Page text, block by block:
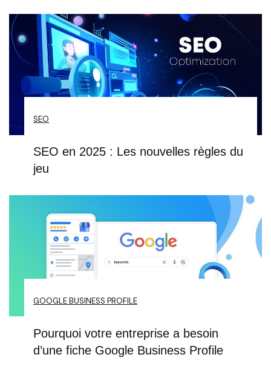
SEO
SEO en 2025 : Les nouvelles règles du
jeu
GOOGLE BUSINESS PROFILE
Pourquoi votre entreprise a besoin
d’une fiche Google Business Profile